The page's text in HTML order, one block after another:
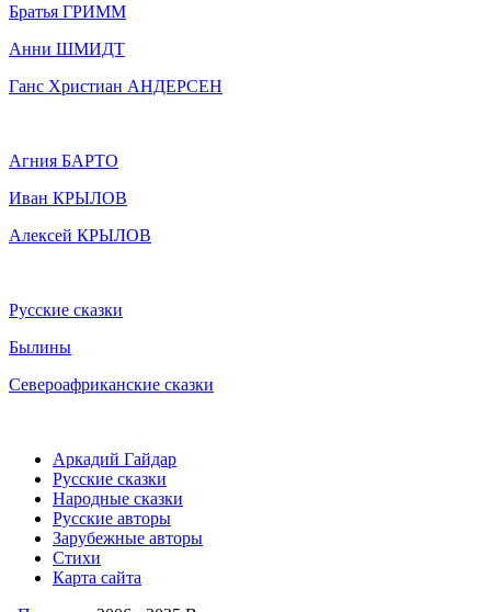
Братья ГРИММ
Анни ШМИДТ
Ганс Христиан АНДЕРСЕН
Агния БАРТО
Иван КРЫЛОВ
Алексей КРЫЛОВ
Русские сказки
Былины
Североафриканские сказки
Аркадий Гайдар
Русские сказки
Народные сказки
Русские авторы
Зарубежные авторы
Стихи
Карта сайта